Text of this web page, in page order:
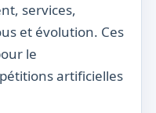
services,
et évolution. Ces
le
artificielles